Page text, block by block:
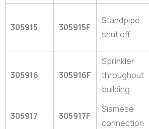
305915 305915F
Standpipe
shut off
305916 305916F
Sprinkler
throughout
building
305917 305917F
Siamese
connection